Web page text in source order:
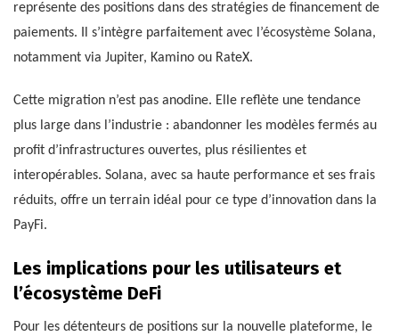
représente des positions dans des stratégies de financement de
paiements. Il s’intègre parfaitement avec l’écosystème Solana,
notamment via Jupiter, Kamino ou RateX.
Cette migration n’est pas anodine. Elle reflète une tendance
plus large dans l’industrie : abandonner les modèles fermés au
profit d’infrastructures ouvertes, plus résilientes et
interopérables. Solana, avec sa haute performance et ses frais
réduits, offre un terrain idéal pour ce type d’innovation dans la
PayFi.
Les implications pour les utilisateurs et
l’écosystème DeFi
Pour les détenteurs de positions sur la nouvelle plateforme, le